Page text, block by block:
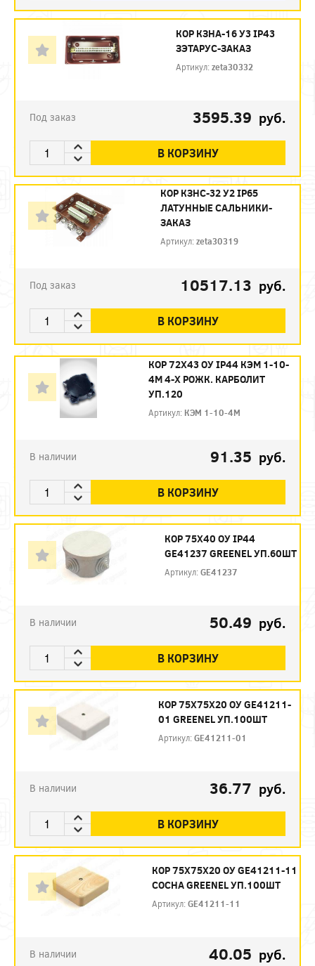
КОР КЗНА-16 У3 IP43
ЗЭТАРУС-ЗАКАЗ
Артикул:zeta30332
Под заказ 3595.39 руб.
В КОРЗИНУ
КОР КЗНС-32 У2 IP65
ЛАТУННЫЕ САЛЬНИКИ-
ЗАКАЗ
Артикул:zeta30319
Под заказ 10517.13 руб.
В КОРЗИНУ
КОР 72Х43 ОУ IP44 КЭМ 1-10-
4М 4-Х РОЖК. КАРБОЛИТ
УП.120
Артикул: КЭМ 1-10-4М
В наличии 91.35 руб.
В КОРЗИНУ
КОР 75Х40 ОУ IP44
GE41237 GREENEL УП.60ШТ
Артикул:GE41237
В наличии 50.49 руб.
В КОРЗИНУ
КОР 75Х75Х20 ОУ GE41211-
01 GREENEL УП.100ШТ
Артикул:GE41211-01
В наличии 36.77 руб.
В КОРЗИНУ
КОР 75Х75Х20 ОУ GE41211-11
СОСНА GREENEL УП.100ШТ
Артикул:GE41211-11
В наличии 40.05 руб.